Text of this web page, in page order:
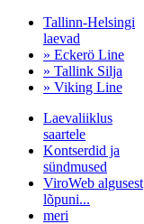
Tallinn-Helsingi
laevad
» Eckerö Line
» Tallink Silja
» Viking Line
Laevaliiklus
saartele
Kontserdid ja
sündmused
ViroWeb algusest
lõpuni...
meri